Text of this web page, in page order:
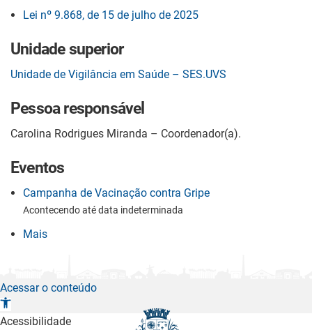
Lei nº 9.868, de 15 de julho de 2025
Unidade superior
Unidade de Vigilância em Saúde – SES.UVS
Pessoa responsável
Carolina Rodrigues Miranda – Coordenador(a).
Eventos
Campanha de Vacinação contra Gripe
Acontecendo até data indeterminada
Mais
Acessar o conteúdo
A
b
Acessibilidade